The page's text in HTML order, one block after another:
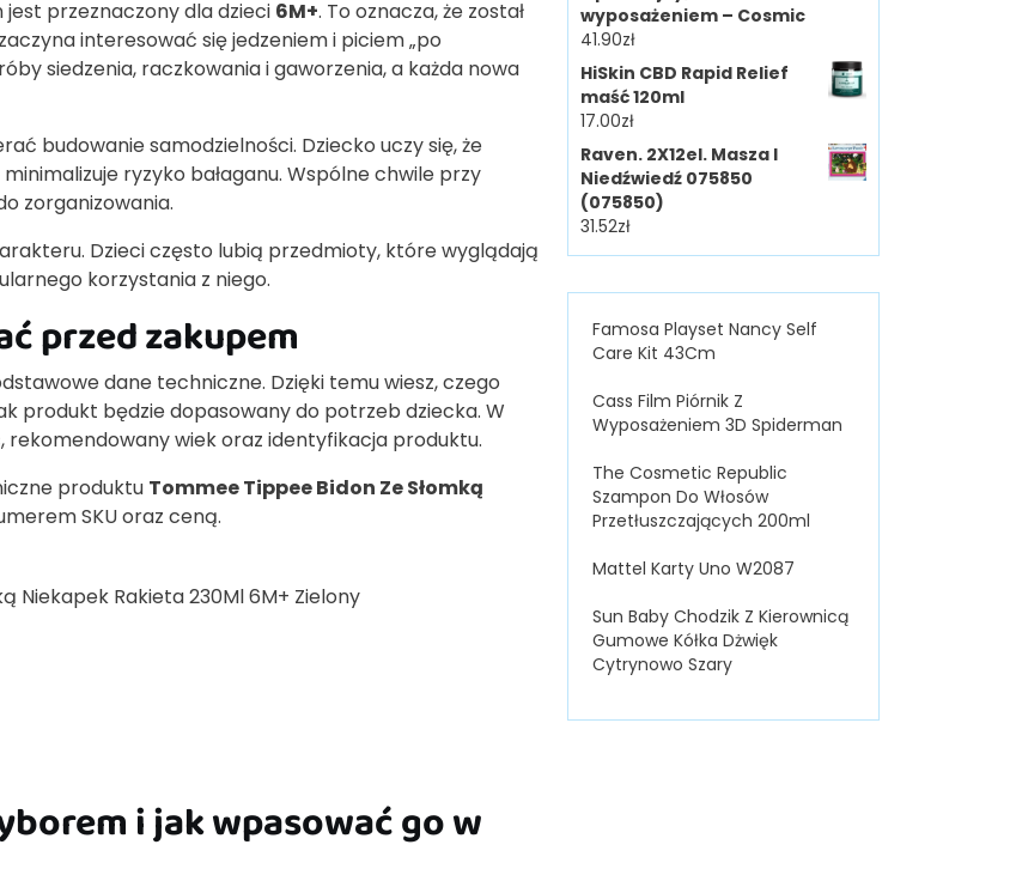
jest przeznaczony dla dzieci 6M+. To oznacza, że został
interesować się jedzeniem i piciem „po
siedzenia, raczkowania i gaworzenia, a każda nowa
budowanie samodzielności. Dziecko uczy się, że
ryzyko bałaganu. Wspólne chwile przy
zorganizowania.
Dzieci często lubią przedmioty, które wyglądają
korzystania z niego.
przed zakupem
dane techniczne. Dzięki temu wiesz, czego
produkt będzie dopasowany do potrzeb dziecka. W
wiek oraz identyfikacja produktu.
produktu Tommee Tippee Bidon Ze Słomką
SKU oraz ceną.
Niekapek Rakieta 230Ml 6M+ Zielony
i jak wpasować go w
wyposażeniem – Cosmic
41.90zł
HiSkin CBD Rapid Relief
maść 120ml
17.00zł
Raven. 2X12el. Masza I
Niedźwiedź 075850
(075850)
31.52zł
Famosa Playset Nancy Self
Care Kit 43Cm
Cass Film Piórnik Z
Wyposażeniem 3D Spiderman
The Cosmetic Republic
Szampon Do Włosów
Przetłuszczających 200ml
Mattel Karty Uno W2087
Sun Baby Chodzik Z Kierownicą
Gumowe Kółka Dżwięk
Cytrynowo Szary